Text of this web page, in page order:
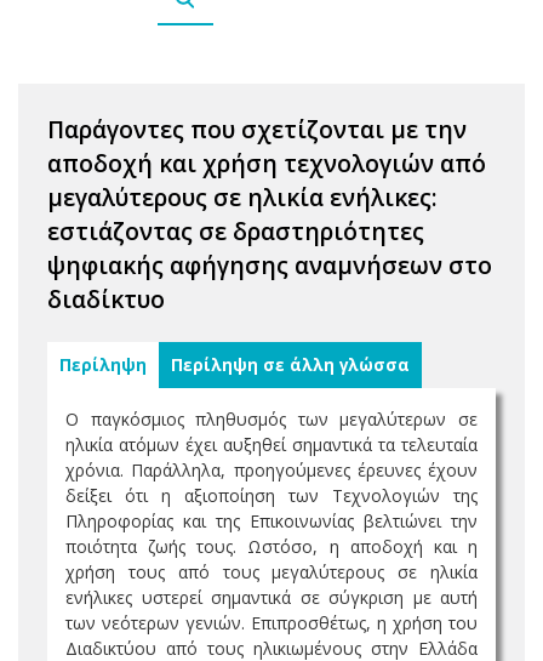
Παράγοντες που σχετίζονται με την
αποδοχή και χρήση τεχνολογιών από
μεγαλύτερους σε ηλικία ενήλικες:
εστιάζοντας σε δραστηριότητες
ψηφιακής αφήγησης αναμνήσεων στο
διαδίκτυο
Περίληψη Περίληψη σε άλλη γλώσσα
Ο παγκόσμιος πληθυσμός των μεγαλύτερων σε
ηλικία ατόμων έχει αυξηθεί σημαντικά τα τελευταία
χρόνια. Παράλληλα, προηγούμενες έρευνες έχουν
δείξει ότι η αξιοποίηση των Τεχνολογιών της
Πληροφορίας και της Επικοινωνίας βελτιώνει την
ποιότητα ζωής τους. Ωστόσο, η αποδοχή και η
χρήση τους από τους μεγαλύτερους σε ηλικία
ενήλικες υστερεί σημαντικά σε σύγκριση με αυτή
των νεότερων γενιών. Επιπροσθέτως, η χρήση του
Διαδικτύου από τους ηλικιωμένους στην Ελλάδα